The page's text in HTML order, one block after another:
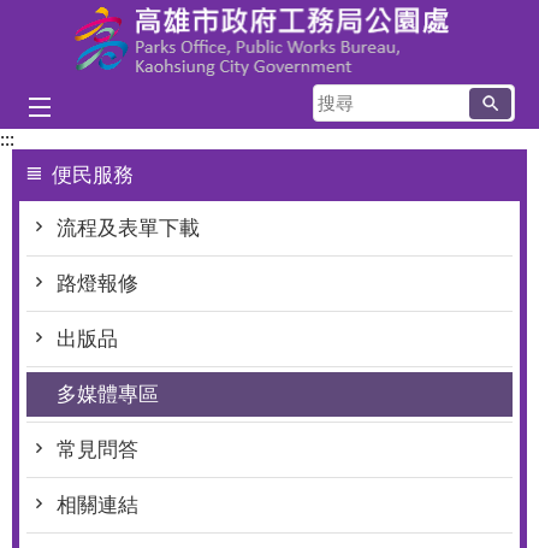
跳到主要內容區塊
搜
尋
:::
便民服務
流程及表單下載
路燈報修
出版品
多媒體專區
常見問答
相關連結